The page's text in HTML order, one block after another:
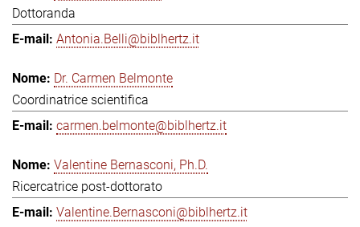
Dottoranda
Antonia.Belli@biblhertz.it
Dr. Carmen Belmonte
Coordinatrice scientifica
carmen.belmonte@biblhertz.it
Valentine Bernasconi, Ph.D.
Ricercatrice post-dottorato
Valentine.Bernasconi@biblhertz.it